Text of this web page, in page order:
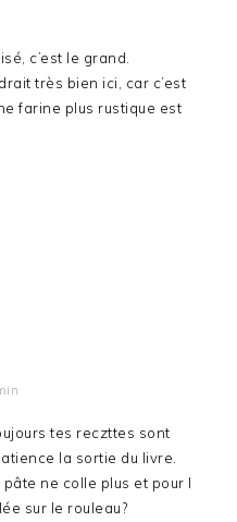
c’est le grand.
très bien ici, car c’est
farine plus rustique est
tes reczttes sont
la sortie du livre.
ne colle plus et pour l
sur le rouleau?